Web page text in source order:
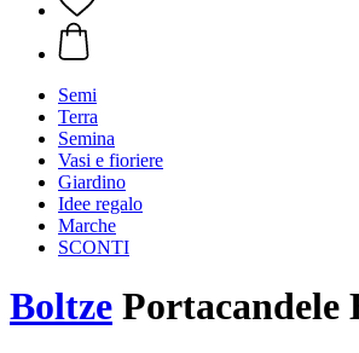
Semi
Terra
Semina
Vasi e fioriere
Giardino
Idee regalo
Marche
SCONTI
Boltze Portacandele